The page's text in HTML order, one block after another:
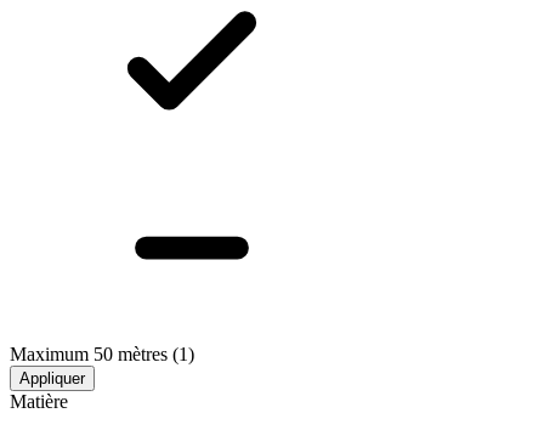
Maximum 50 mètres (1)
Appliquer
Matière